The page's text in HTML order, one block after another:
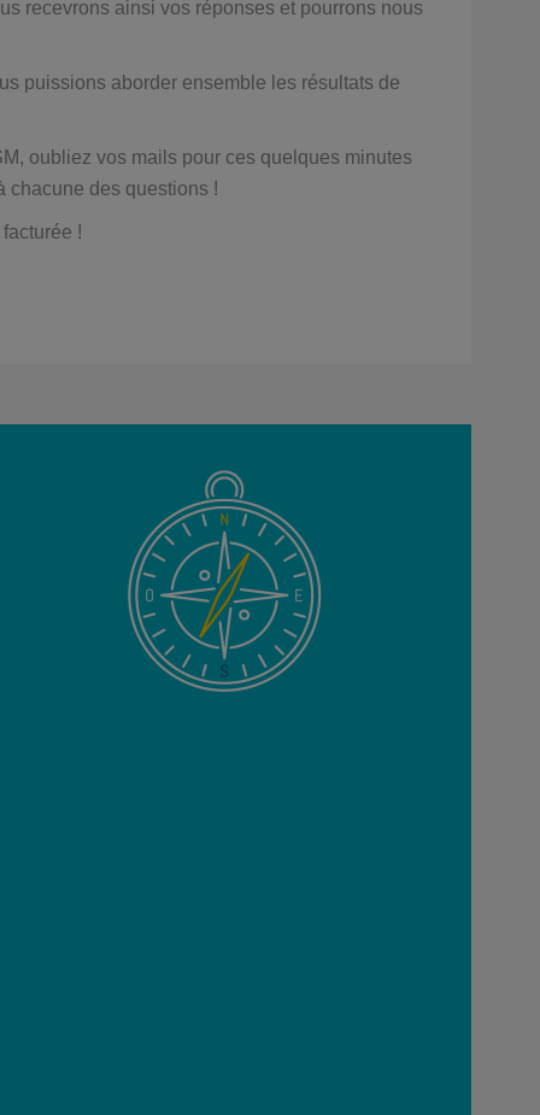
recevrons ainsi vos réponses et pourrons nous
puissions aborder ensemble les résultats de
oubliez vos mails pour ces quelques minutes
chacune des questions !
!